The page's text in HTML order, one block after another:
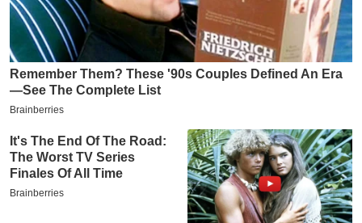
2
क्रा
इ
म
-
पे
प